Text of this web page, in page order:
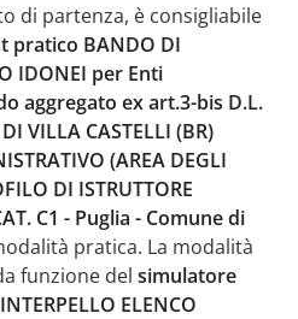
di partenza, è consigliabile
pratico BANDO DI
IDONEI per Enti
aggregato ex art.3-bis D.L.
VILLA CASTELLI (BR)
(AREA DEGLI
DI ISTRUTTORE
C1 - Puglia - Comune di
pratica. La modalità
funzione del simulatore
ELENCO